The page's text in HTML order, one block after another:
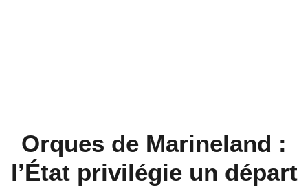
Orques de Marineland :
l’État privilégie un départ